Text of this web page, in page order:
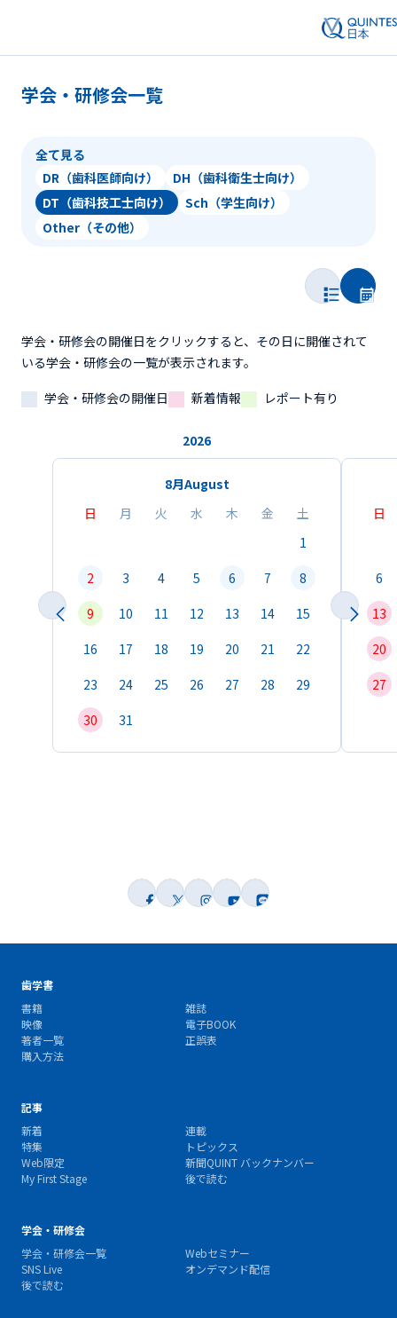
学会・研修会一覧
全て見る
DR（歯科医師向け）
DH（歯科衛生士向け）
DT（歯科技工士向け）
Sch（学生向け）
Other（その他）
学会・研修会の開催日をクリックすると、その日に開催されて
いる学会・研修会の一覧が表示されます。
学会・研修会の開催日
新着情報 レポート有り
2026
8月August
日
月 火 水 木 金
土
1
2
3 4 5 6 7
8
9
10 11 12 13 14
15
16
17 18 19 20 21
22
23
24 25 26 27 28
29
30
31
日
6
13
20
27
歯学書
書籍
雑誌
映像
電子BOOK
著者一覧
正誤表
購入方法
記事
新着
連載
特集
トピックス
Web限定
新聞QUINT バックナンバー
My First Stage
後で読む
学会・研修会
学会・研修会一覧
Webセミナー
SNS Live
オンデマンド配信
後で読む